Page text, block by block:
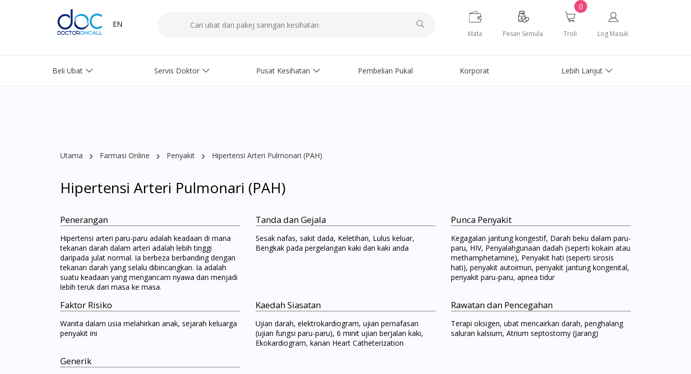
EN
Mata Pesan Semula
0
Troli Log Masuk
Beli Ubat Servis Doktor Pusat Kesihatan Pembelian Pukal Korporat Lebih Lanjut
Utama Farmasi Online Penyakit Hipertensi Arteri Pulmonari (PAH)
Hipertensi Arteri Pulmonari (PAH)
Penerangan
Hipertensi arteri paru-paru adalah keadaan di mana
tekanan darah dalam arteri adalah lebih tinggi
daripada julat normal. Ia berbeza berbanding dengan
tekanan darah yang selalu dibincangkan. Ia adalah
suatu keadaan yang mengancam nyawa dan menjadi
lebih teruk dari masa ke masa.
Tanda dan Gejala
Sesak nafas, sakit dada, Keletihan, Lulus keluar,
Bengkak pada pergelangan kaki dan kaki anda
Punca Penyakit
Kegagalan jantung kongestif, Darah beku dalam paru-
paru, HIV, Penyalahgunaan dadah (seperti kokain atau
methamphetamine), Penyakit hati (seperti sirosis
hati), penyakit autoimun, penyakit jantung kongenital,
penyakit paru-paru, apnea tidur
Faktor Risiko
Wanita dalam usia melahirkan anak, sejarah keluarga
penyakit ini
Kaedah Siasatan
Ujian darah, elektrokardiogram, ujian pernafasan
(ujian fungsi paru-paru), 6 minit ujian berjalan kaki,
Ekokardiogram, kanan Heart Catheterization
Rawatan dan Pencegahan
Terapi oksigen, ubat mencairkan darah, penghalang
saluran kalsium, Atrium septostomy (Jarang)
Generik